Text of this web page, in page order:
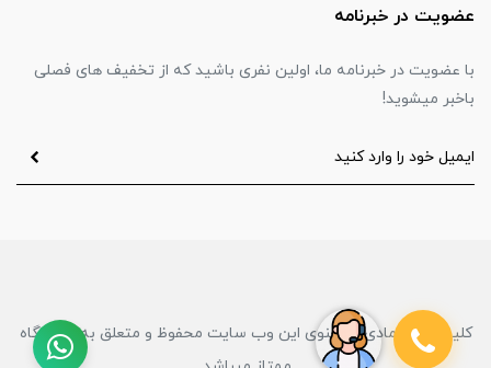
عضویت در خبرنامه
با عضویت در خبرنامه ما، اولین نفری باشید که از تخفیف های فصلی
باخبر میشوید!
کلیه حقوق مادی و معنوی این وب سایت محفوظ و متعلق به فروشگاه